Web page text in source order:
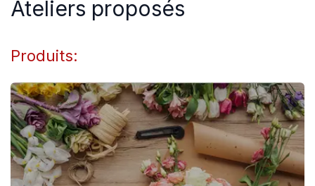
Ateliers proposés
Produits: